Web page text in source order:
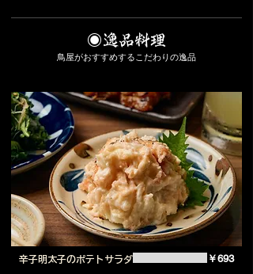
◉逸品料理
鳥屋がおすすめするこだわりの逸品
辛子明太子のポテトサラダ ￥693